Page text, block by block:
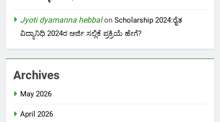
Jyoti dyamanna hebbalon Scholarship 2024:ರೈತ
ವಿದ್ಯಾನಿಧಿ 2024ರ ಅರ್ಜಿ ಸಲ್ಲಿಕೆ ಪ್ರಕ್ರಿಯೆ ಹೇಗೆ?
Archives
May 2026
April 2026